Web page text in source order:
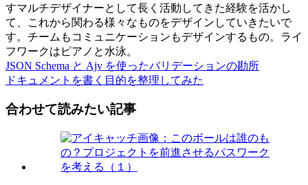
すマルチデザイナーとして長く活動してきた経験を活かし
て、これから関わる様々なものをデザインしていきたいで
す。チームもコミュニケーションもデザインするもの。ライ
フワークはピアノと水泳。
JSON Schema と Ajv を使ったバリデーションの勘所
ドキュメントを書く目的を整理してみた
合わせて読みたい記事